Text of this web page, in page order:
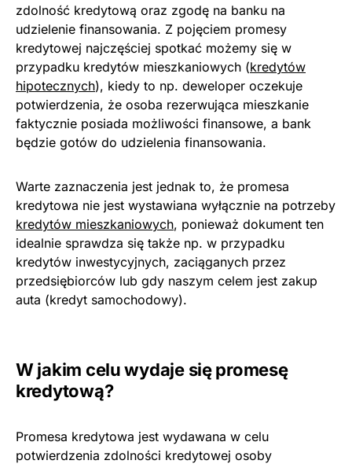
zdolność kredytową oraz zgodę na banku na
udzielenie finansowania. Z pojęciem promesy
kredytowej najczęściej spotkać możemy się w
przypadku kredytów mieszkaniowych (kredytów
hipotecznych), kiedy to np. deweloper oczekuje
potwierdzenia, że osoba rezerwująca mieszkanie
faktycznie posiada możliwości finansowe, a bank
będzie gotów do udzielenia finansowania.
Warte zaznaczenia jest jednak to, że promesa
kredytowa nie jest wystawiana wyłącznie na potrzeby
kredytów mieszkaniowych, ponieważ dokument ten
idealnie sprawdza się także np. w przypadku
kredytów inwestycyjnych, zaciąganych przez
przedsiębiorców lub gdy naszym celem jest zakup
auta (kredyt samochodowy).
W jakim celu wydaje się promesę
kredytową?
Promesa kredytowa jest wydawana w celu
potwierdzenia zdolności kredytowej osoby